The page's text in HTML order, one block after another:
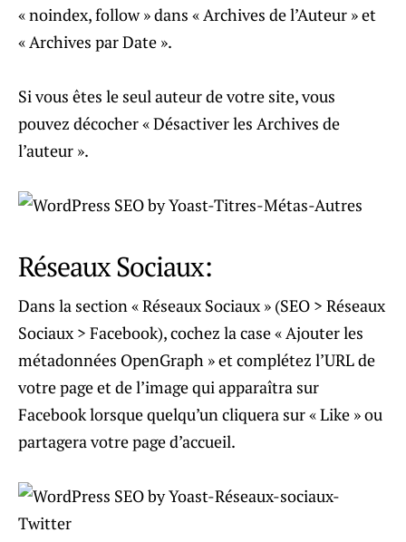
« noindex, follow » dans « Archives de l’Auteur » et
« Archives par Date ».
Si vous êtes le seul auteur de votre site, vous
pouvez décocher « Désactiver les Archives de
l’auteur ».
Réseaux Sociaux:
Dans la section « Réseaux Sociaux » (SEO > Réseaux
Sociaux > Facebook), cochez la case « Ajouter les
métadonnées OpenGraph » et complétez l’URL de
votre page et de l’image qui apparaîtra sur
Facebook lorsque quelqu’un cliquera sur « Like » ou
partagera votre page d’accueil.